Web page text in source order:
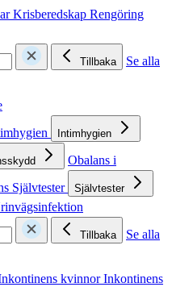
Krisberedskap Rengöring
Tillbaka
Se alla
Intimhygien
Obalans i
Självtester Självtester
Tillbaka
Se alla
kvinnorInkontinens